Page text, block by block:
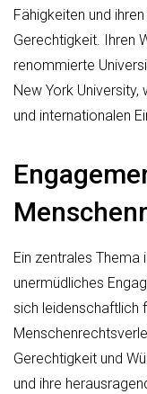
Fähigkeiten und
Gerechtigkeit. Ihren
renommierte
New York
und internationalen
Ein zentrales Thema
unermüdliches
sich leidenschaftlich
Gerechtigkeit und
und ihre